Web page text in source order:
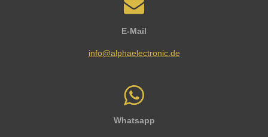
E-Mail
info@alphaelectronic.de
Whatsapp